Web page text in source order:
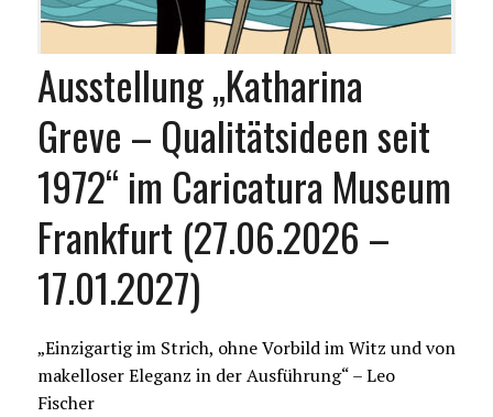
Ausstellung „Katharina
Greve – Qualitätsideen seit
1972“ im Caricatura Museum
Frankfurt (27.06.2026 –
17.01.2027)
„Einzigartig im Strich, ohne Vorbild im Witz und von
makelloser Eleganz in der Ausführung“ – Leo
Fischer